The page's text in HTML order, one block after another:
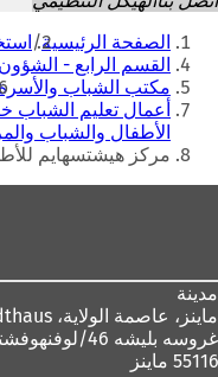
أنت
هنا
الصفحة الرئيسية
القسم الرابع -
مكتب الشباب والأسرة
أعمال تعليم الشباب
الأطفال والشباب
مركز هيشتسهايم
مدينة
ماينز، عاصمة الولاية،
غروسه بليشه 46/لوفنهوفشتراسه 1،
55116 ماينز